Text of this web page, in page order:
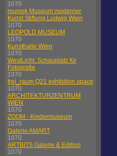
1070
mumok Museum moderner
Kunst Stiftung Ludwig Wien
1070
LEOPOLD MUSEUM
1070
Kunsthalle Wien
1070
WestLicht. Schauplatz für
Fotografie
1070
frei_raum Q21 exhibition space
1070
ARCHITEKTURZENTRUM
WIEN
1070
ZOOM - Kindermuseum
1070
Galerie AMART
1070
ARTBITS Galerie & Edition
1070